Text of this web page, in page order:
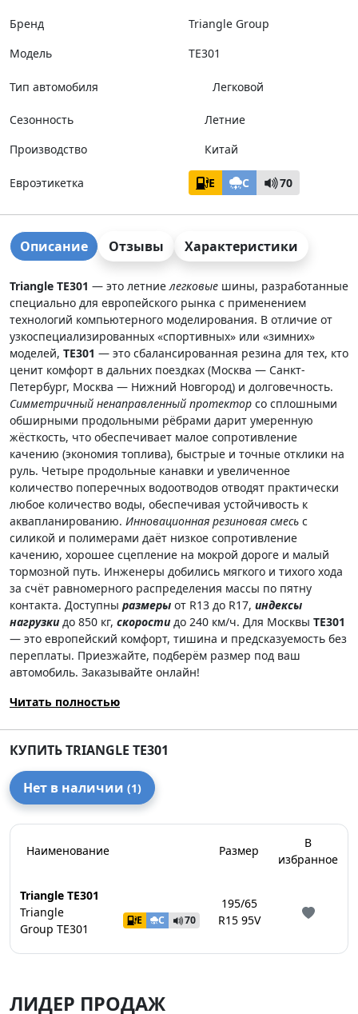
Бренд
Triangle Group
Модель
TE301
Тип автомобиля Легковой
Сезонность
Летние
Производство
Китай
Евроэтикетка E C 70
Описание Отзывы Характеристики
Triangle TE301 — это летниелегковые шины, разработанные
специально для европейского рынка с применением
технологий компьютерного моделирования. В отличие от
узкоспециализированных «спортивных» или «зимних»
моделей, TE301 — это сбалансированная резина для тех, кто
ценит комфорт в дальних поездках (Москва — Санкт-
Петербург, Москва — Нижний Новгород) и долговечность.
Симметричный ненаправленный протектор со сплошными
обширными продольными рёбрами дарит умеренную
жёсткость, что обеспечивает малое сопротивление
качению (экономия топлива), быстрые и точные отклики на
руль. Четыре продольные канавки и увеличенное
количество поперечных водоотводов отводят практически
любое количество воды, обеспечивая устойчивость к
аквапланированию. Инновационная резиновая смесь с
силикой и полимерами даёт низкое сопротивление
качению, хорошее сцепление на мокрой дороге и малый
тормозной путь. Инженеры добились мягкого и тихого хода
за счёт равномерного распределения массы по пятну
контакта. Доступны размеры от R13 до R17, индексы
нагрузкидо 850 кг, скоростидо 240 км/ч. Для Москвы TE301
— это европейский комфорт, тишина и предсказуемость без
переплаты. Приезжайте, подберём размер под ваш
автомобиль. Заказывайте онлайн!
Читать полностью
КУПИТЬ TRIANGLE TE301
Нет в наличии (1)
Наименование Размер
В
избранное
Triangle TE301
Triangle
Group TE301
E C 70
195/65
R15 95V
ЛИДЕР ПРОДАЖ